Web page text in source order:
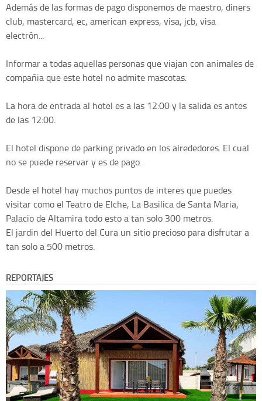
Además de las formas de pago disponemos de maestro, diners
club, mastercard, ec, american express, visa, jcb, visa
electrón...
Informar a todas aquellas personas que viajan con animales de
compañia que este hotel no admite mascotas.
La hora de entrada al hotel es a las 12:00 y la salida es antes
de las 12:00.
El hotel dispone de parking privado en los alrededores. El cual
no se puede reservar y es de pago.
Desde el hotel hay muchos puntos de interes que puedes
visitar como el Teatro de Elche, La Basilica de Santa Maria,
Palacio de Altamira todo esto a tan solo 300 metros.
El jardin del Huerto del Cura un sitio precioso para disfrutar a
tan solo a 500 metros.
REPORTAJES